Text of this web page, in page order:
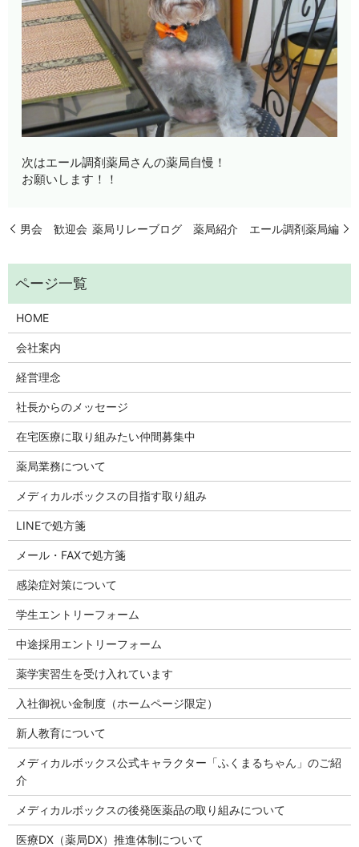
次はエール調剤薬局さんの薬局自慢！
お願いします！！
男会 歓迎会 薬局リレーブログ 薬局紹介 エール調剤薬局編
HOME
会社案内
経営理念
社長からのメッセージ
在宅医療に取り組みたい仲間募集中
薬局業務について
メディカルボックスの目指す取り組み
LINEで処方箋
メール・FAXで処方箋
感染症対策について
学生エントリーフォーム
中途採用エントリーフォーム
薬学実習生を受け入れています
入社御祝い金制度（ホームページ限定）
新人教育について
メディカルボックス公式キャラクター「ふくまるちゃん」のご紹
介
メディカルボックスの後発医薬品の取り組みについて
医療DX（薬局DX）推進体制について